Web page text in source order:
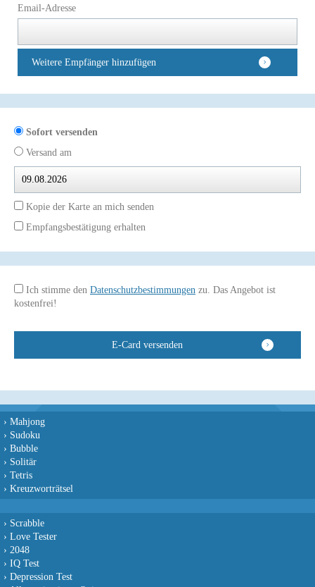
Email-Adresse
Weitere Empfänger hinzufügen
Sofort versenden
Versand am
Kopie der Karte an mich senden
Empfangsbestätigung erhalten
Ich stimme den Datenschutzbestimmungen zu. Das Angebot ist
kostenfrei!
› Mahjong
› Sudoku
› Bubble
› Solitär
› Tetris
› Kreuzworträtsel
› Scrabble
› Love Tester
› 2048
› IQ Test
› Depression Test